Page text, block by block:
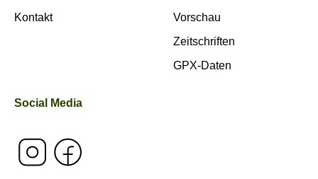
Kontakt
Vorschau
Zeitschriften
GPX-Daten
Social Media